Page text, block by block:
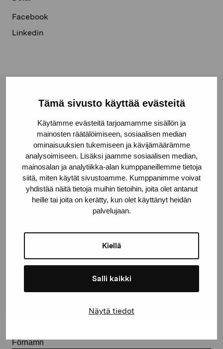
Tämä sivusto käyttää evästeitä
Käytämme evästeitä tarjoamamme sisällön ja
mainosten räätälöimiseen, sosiaalisen median
ominaisuuksien tukemiseen ja kävijämäärämme
analysoimiseen. Lisäksi jaamme sosiaalisen median,
mainosalan ja analytiikka-alan kumppaneillemme tietoja
siitä, miten käytät sivustoamme. Kumppanimme voivat
yhdistää näitä tietoja muihin tietoihin, joita olet antanut
heille tai joita on kerätty, kun olet käyttänyt heidän
palvelujaan.
Kiellä
Salli kaikki
Näytä tiedot
Facebook
Linkedin
Stiftelsen Pro Artibus
Gustav Wasas gata 11
10600 Ekenäs
proartibus@proartibus.fi
+358 (0)50 371 6339
Kontakta oss
Håll dig uppdaterad om aktuella
utställningar och evenemang
Förnamn